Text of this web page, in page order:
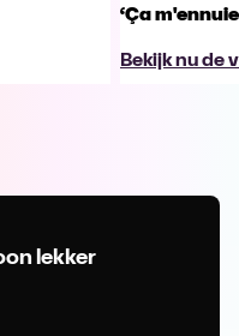
‘Ça
Bekijk nu de
lekker